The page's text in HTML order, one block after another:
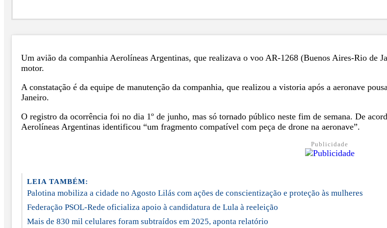
Um avião da companhia Aerolíneas Argentinas, que realizava o voo AR-1268 (Buenos Aires-Rio de
motor.
A constatação é da equipe de manutenção da companhia, que realizou a vistoria após a aeronave
Janeiro.
O registro da ocorrência foi no dia 1º de junho, mas só tornado público neste fim de semana. De
Aerolíneas Argentinas identificou “um fragmento compatível com peça de drone na aeronave”.
Publicidade
LEIA TAMBÉM:
Palotina mobiliza a cidade no Agosto Lilás com ações de conscientização e proteção às mulheres
Federação PSOL-Rede oficializa apoio à candidatura de Lula à reeleição
Mais de 830 mil celulares foram subtraídos em 2025, aponta relatório